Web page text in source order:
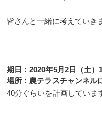
皆さんと一緒に考えていき
期日：2020年5月2日（土）
場所：農テラスチャンネル
40分ぐらいを計画していま